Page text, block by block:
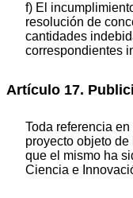
f) El
resolución de
cantidades
correspondientes
Artículo 17.
Toda referencia
proyecto objeto
que el mismo ha
Ciencia e